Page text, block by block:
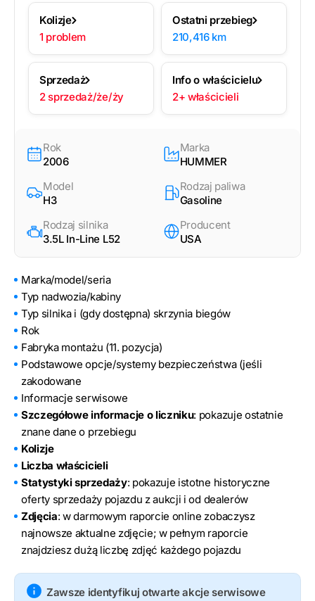
Kolizje
1 problem
Ostatni przebieg
210,416 km
Sprzedaż
2 sprzedaż/że/ży
Info o właścicielu
2+ właścicieli
Rok
2006
Marka
HUMMER
Model
H3
Rodzaj paliwa
Gasoline
Rodzaj silnika
3.5L In-Line L52
Producent
USA
Marka/model/seria
Typ nadwozia/kabiny
Typ silnika i (gdy dostępna) skrzynia biegów
Rok
Fabryka montażu (11. pozycja)
Podstawowe opcje/systemy bezpieczeństwa (jeśli
zakodowane
Informacje serwisowe
Szczegółowe informacje o liczniku: pokazuje ostatnie
znane dane o przebiegu
Kolizje
Liczba właścicieli
Statystyki sprzedaży: pokazuje istotne historyczne
oferty sprzedaży pojazdu z aukcji i od dealerów
Zdjęcia: w darmowym raporcie online zobaczysz
najnowsze aktualne zdjęcie; w pełnym raporcie
znajdziesz dużą liczbę zdjęć każdego pojazdu
Zawsze identyfikuj otwarte akcje serwisowe